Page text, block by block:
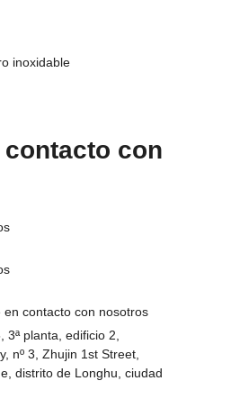
inoxidable
con
contacto con nosotros
3ª planta, edificio 2,
nº 3, Zhujin 1st Street,
distrito de Longhu, ciudad